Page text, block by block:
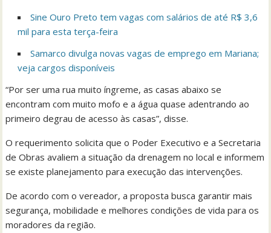
Sine Ouro Preto tem vagas com salários de até R$ 3,6
mil para esta terça-feira
Samarco divulga novas vagas de emprego em Mariana;
veja cargos disponíveis
“Por ser uma rua muito íngreme, as casas abaixo se
encontram com muito mofo e a água quase adentrando ao
primeiro degrau de acesso às casas”, disse.
O requerimento solicita que o Poder Executivo e a Secretaria
de Obras avaliem a situação da drenagem no local e informem
se existe planejamento para execução das intervenções.
De acordo com o vereador, a proposta busca garantir mais
segurança, mobilidade e melhores condições de vida para os
moradores da região.